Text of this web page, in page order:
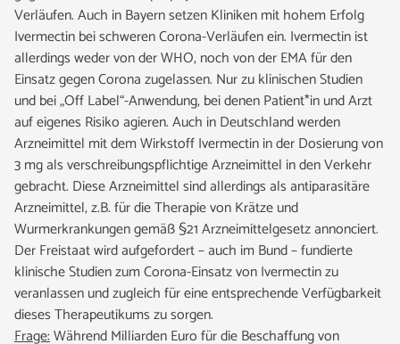
Verläufen. Auch in Bayern setzen Kliniken mit hohem Erfolg
Ivermectin bei schweren Corona-Verläufen ein. Ivermectin ist
allerdings weder von der WHO, noch von der EMA für den
Einsatz gegen Corona zugelassen. Nur zu klinischen Studien
und bei „Off Label“-Anwendung, bei denen Patient*in und Arzt
auf eigenes Risiko agieren. Auch in Deutschland werden
Arzneimittel mit dem Wirkstoff Ivermectin in der Dosierung von
3 mg als verschreibungspflichtige Arzneimittel in den Verkehr
gebracht. Diese Arzneimittel sind allerdings als antiparasitäre
Arzneimittel, z.B. für die Therapie von Krätze und
Wurmerkrankungen gemäß §21 Arzneimittelgesetz annonciert.
Der Freistaat wird aufgefordert – auch im Bund – fundierte
klinische Studien zum Corona-Einsatz von Ivermectin zu
veranlassen und zugleich für eine entsprechende Verfügbarkeit
dieses Therapeutikums zu sorgen.
Frage:Während Milliarden Euro für die Beschaffung von